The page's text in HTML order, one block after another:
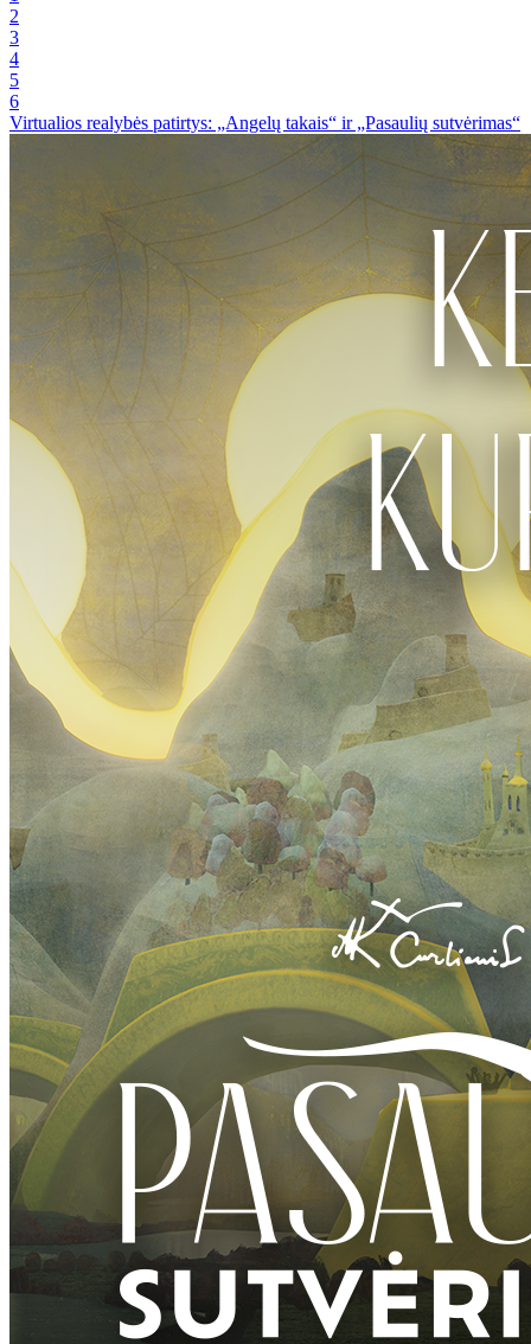
2
3
4
5
6
Virtualios realybės patirtys: „Angelų takais“ ir „Pasaulių sutvėrimas“